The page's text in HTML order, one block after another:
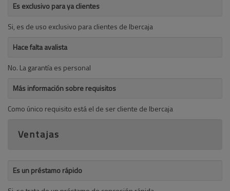
Es exclusivo para ya clientes
Si, es de uso exclusivo para clientes de Ibercaja
Hace falta avalista
No. La garantía es personal
Más información sobre requisitos
Como único requisito está el de ser cliente de Ibercaja
Ventajas
Es un préstamo rápido